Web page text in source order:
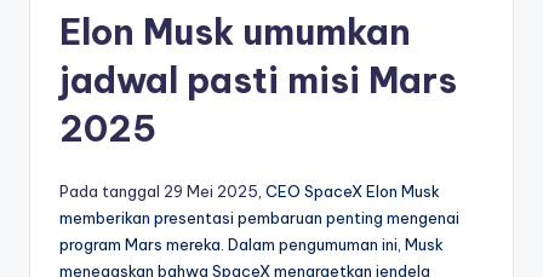
Elon Musk umumkan
jadwal pasti misi Mars
2025
Pada tanggal 29 Mei 2025 , CEO SpaceX Elon Musk
memberikan presentasi pembaruan penting mengenai
program Mars mereka. Dalam pengumuman ini, Musk
menegaskan bahwa SpaceX menargetkan jendela